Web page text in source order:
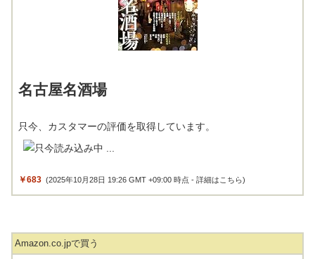
名古屋名酒場
只今、カスタマーの評価を取得しています。